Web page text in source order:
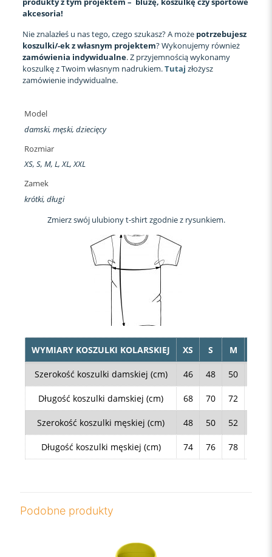
akcesoria!
Nie znalazłeś u nas tego, czego szukasz? A może potrzebujesz
koszulki/-ek z własnym projektem? Wykonujemy również
zamówienia indywidualne. Z przyjemnością wykonamy
koszulkę z Twoim własnym nadrukiem.Tutaj złożysz
zamówienie indywidualne.
Model
damski, męski, dziecięcy
Rozmiar
XS, S, M, L, XL, XXL
Zamek
krótki, długi
Zmierz swój ulubiony t-shirt zgodnie z rysunkiem.
WYMIARY KOSZULKI KOLARSKIEJ XS S M
Szerokość koszulki damskiej (cm) 46 48 50
Długość koszulki damskiej (cm) 68 70 72
Szerokość koszulki męskiej (cm) 48 50 52
Długość koszulki męskiej (cm) 74 76 78
Podobne produkty